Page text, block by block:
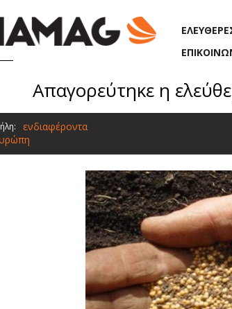
Απαγορεύτηκε η
ενδιαφέροντα